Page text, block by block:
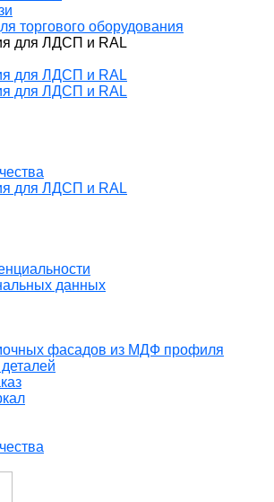
торгового оборудования
для ЛДСП и RAL
для ЛДСП и RAL
для ЛДСП и RAL
для ЛДСП и RAL
данных
фасадов из МДФ профиля